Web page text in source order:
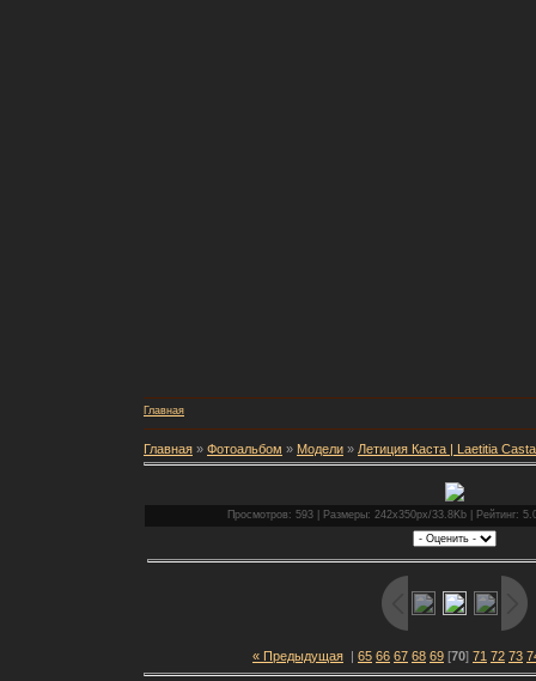
Главная
Главная » Фотоальбом » Модели » Летиция Каста | Laetitia Casta
Просмотров: 593 | Размеры: 242x350px/33.8Kb | Рейтинг:
« Предыдущая | 65 66 67 68 69 [70] 71 72 73